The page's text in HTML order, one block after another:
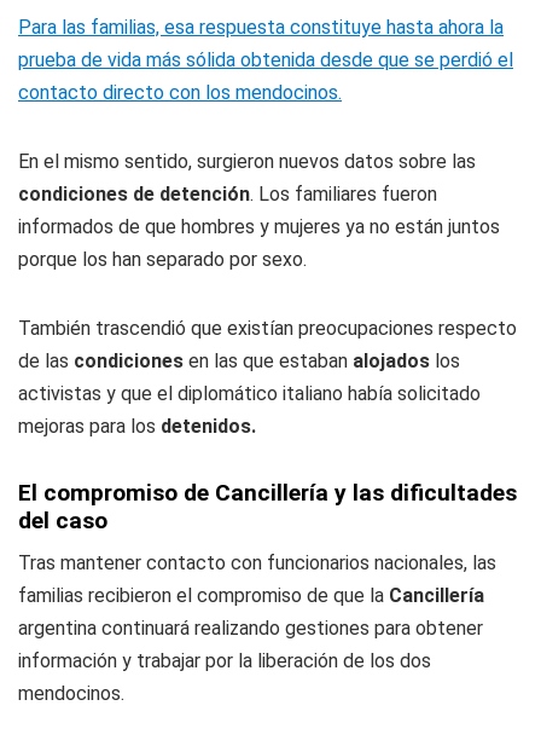
Para las familias, esa respuesta constituye hasta ahora la
prueba de vida más sólida obtenida desde que se perdió el
contacto directo con los mendocinos.
En el mismo sentido, surgieron nuevos datos sobre las
condiciones de detención. Los familiares fueron
informados de que hombres y mujeres ya no están juntos
porque los han separado por sexo.
También trascendió que existían preocupaciones respecto
de las condiciones en las que estaban alojados los
activistas y que el diplomático italiano había solicitado
mejoras para los detenidos.
El compromiso de Cancillería y las dificultades
del caso
Tras mantener contacto con funcionarios nacionales, las
familias recibieron el compromiso de que la Cancillería
argentina continuará realizando gestiones para obtener
información y trabajar por la liberación de los dos
mendocinos.